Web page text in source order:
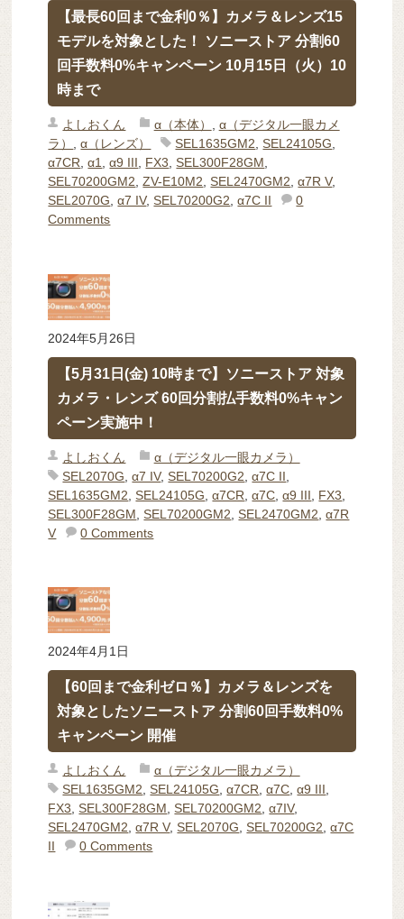
【最長60回まで金利0％】カメラ＆レンズ15
モデルを対象とした！ ソニーストア 分割60
回手数料0%キャンペーン 10月15日（火）10
時まで
よしおくん α（本体） , α（デジタル一眼カメ
ラ） ,α（レンズ） SEL1635GM2,SEL24105G,
α7CR,α1,α9 III, FX3,SEL300F28GM,
SEL70200GM2,ZV-E10M2,SEL2470GM2,α7R V,
SEL2070G,α7 IV,SEL70200G2,α7C II
0
Comments
2024年5月26日
【5月31日(金) 10時まで】ソニーストア 対象
カメラ・レンズ 60回分割払手数料0%キャン
ペーン実施中！
よしおくん
α（デジタル一眼カメラ）
SEL2070G ,α7 IV,SEL70200G2 ,α7C II
SEL1635GM2 ,SEL24105G ,α7CR ,α7C ,α9 III FX3
SEL300F28GM ,SEL70200GM2 ,SEL2470GM2 ,α7R
V
0 Comments
2024年4月1日
【60回まで金利ゼロ％】カメラ＆レンズを
対象としたソニーストア 分割60回手数料0%
キャンペーン 開催
よしおくん
α（デジタル一眼カメラ）
SEL1635GM2,SEL24105G,α7CR,α7C,α9 III,
FX3,SEL300F28GM,SEL70200GM2,α7IV,
SEL2470GM2,α7R V,SEL2070G,SEL70200G2,α7C
II
0 Comments